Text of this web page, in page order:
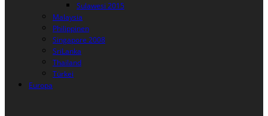
Sulawesi 2015
Malaysia
Philippinen
Singapore 2008
SriLanka
Thailand
Türkei
Europa